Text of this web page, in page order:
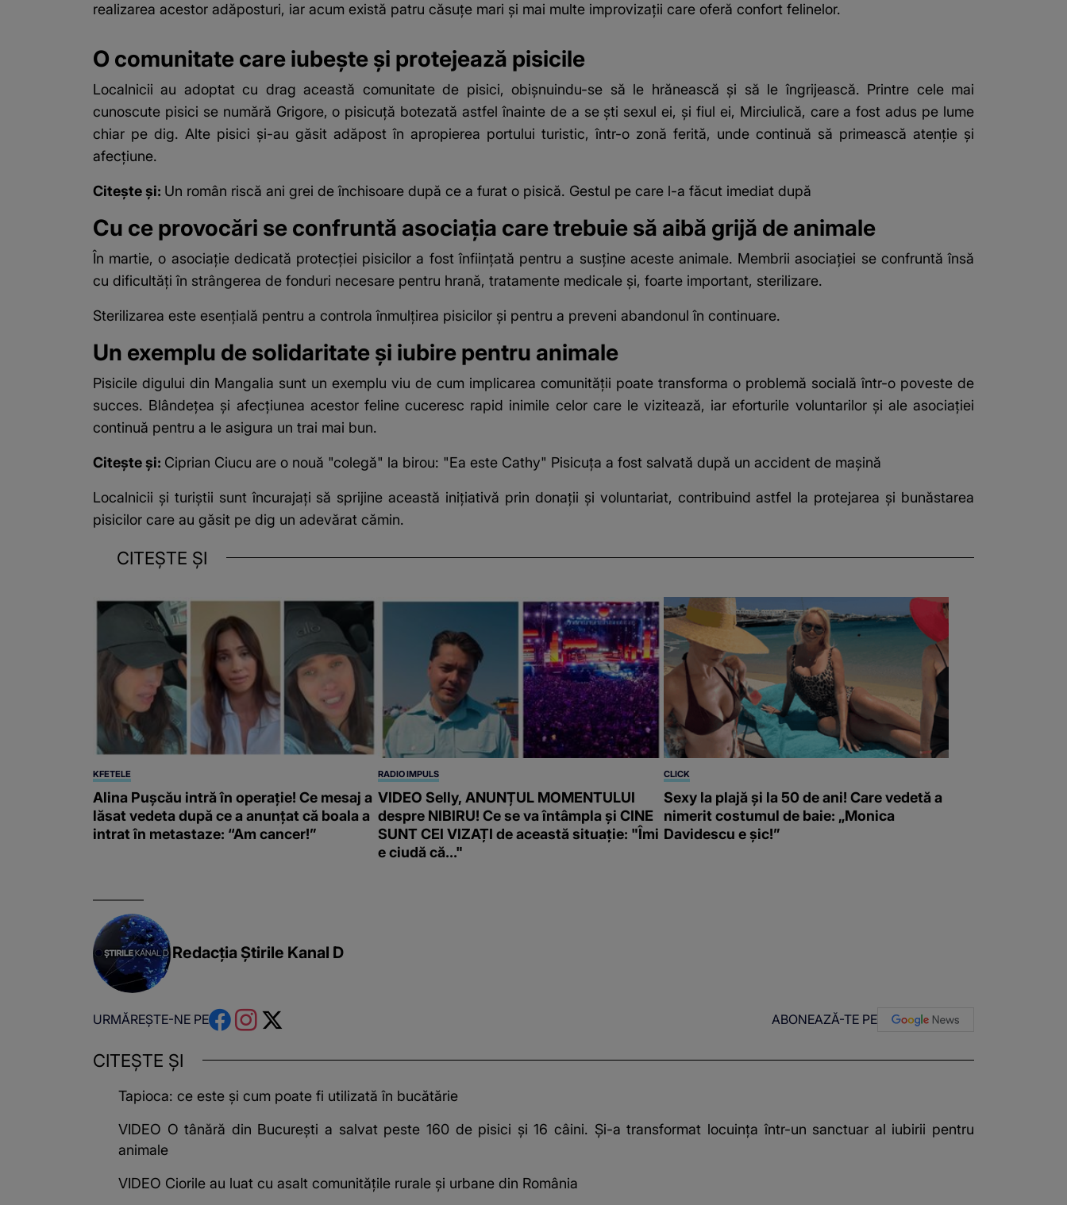
realizarea acestor adăposturi, iar acum există patru căsuțe mari și mai multe improvizații care oferă confort felinelor.
O comunitate care iubește și protejează pisicile
Localnicii au adoptat cu drag această comunitate de pisici, obișnuindu-se să le hrănească și să le îngrijească. Printre cele mai
cunoscute pisici se numără Grigore, o pisicuță botezată astfel înainte de a se ști sexul ei, și fiul ei, Mirciulică, care a fost adus pe lume
chiar pe dig. Alte pisici și-au găsit adăpost în apropierea portului turistic, într-o zonă ferită, unde continuă să primească atenție și
afecțiune.
Citește și: Un român riscă ani grei de închisoare după ce a furat o pisică. Gestul pe care l-a făcut imediat după
Cu ce provocări se confruntă asociația care trebuie să aibă grijă de animale
În martie, o asociație dedicată protecției pisicilor a fost înființată pentru a susține aceste animale. Membrii asociației se confruntă însă
cu dificultăți în strângerea de fonduri necesare pentru hrană, tratamente medicale și, foarte important, sterilizare.
Sterilizarea este esențială pentru a controla înmulțirea pisicilor și pentru a preveni abandonul în continuare.
Un exemplu de solidaritate și iubire pentru animale
Pisicile digului din Mangalia sunt un exemplu viu de cum implicarea comunității poate transforma o problemă socială într-o poveste de
succes. Blândețea și afecțiunea acestor feline cuceresc rapid inimile celor care le vizitează, iar eforturile voluntarilor și ale asociației
continuă pentru a le asigura un trai mai bun.
Citește și: Ciprian Ciucu are o nouă "colegă" la birou: "Ea este Cathy" Pisicuța a fost salvată după un accident de mașină
Localnicii și turiștii sunt încurajați să sprijine această inițiativă prin donații și voluntariat, contribuind astfel la protejarea și bunăstarea
pisicilor care au găsit pe dig un adevărat cămin.
CITEȘTE ȘI
KFETELE
Alina Pușcău intră în operație! Ce mesaj a
lăsat vedeta după ce a anunțat că boala a
intrat în metastaze: “Am cancer!”
RADIO IMPULS
VIDEO Selly, ANUNȚUL MOMENTULUI
despre NIBIRU! Ce se va întâmpla și CINE
SUNT CEI VIZAȚI de această situație: "Îmi
e ciudă că..."
CLICK
Sexy la plajă și la 50 de ani! Care vedetă a
nimerit costumul de baie: „Monica
Davidescu e șic!”
Redacția Știrile Kanal D
URMĂREȘTE-NE PE ABONEAZĂ-TE PE
CITEȘTE ȘI
Tapioca: ce este și cum poate fi utilizată în bucătărie
VIDEO O tânără din București a salvat peste 160 de pisici și 16 câini. Și-a transformat locuința într-un sanctuar al iubirii pentru
animale
VIDEO Ciorile au luat cu asalt comunitățile rurale și urbane din România